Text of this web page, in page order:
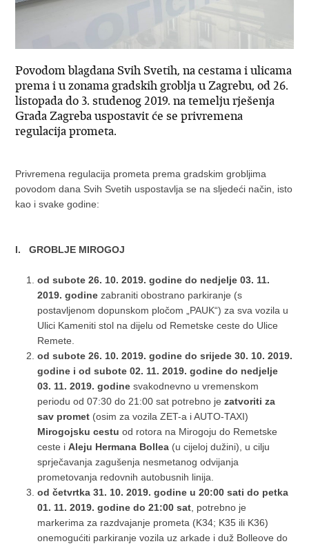
Povodom blagdana Svih Svetih, na cestama i ulicama
prema i u zonama gradskih groblja u Zagrebu, od 26.
listopada do 3. studenog 2019. na temelju rješenja
Grada Zagreba uspostavit će se privremena
regulacija prometa.
Privremena regulacija prometa prema gradskim grobljima
povodom dana Svih Svetih uspostavlja se na sljedeći način, isto
kao i svake godine:
I. GROBLJE MIROGOJ
od subote 26. 10. 2019. godine do nedjelje 03. 11.
2019. godinezabraniti obostrano parkiranje (s
postavljenom dopunskom pločom „PAUK“) za sva vozila u
Ulici Kameniti stol na dijelu od Remetske ceste do Ulice
Remete.
od subote 26. 10. 2019. godine do srijede 30. 10. 2019.
godine i od subote 02. 11. 2019. godine do nedjelje
03. 11. 2019. godinesvakodnevno u vremenskom
periodu od 07:30 do 21:00 sat potrebno jezatvoriti za
sav promet (osim za vozila ZET-a i AUTO-TAXI)
Mirogojsku cestu od rotora na Mirogoju do Remetske
ceste iAleju Hermana Bollea (u cijeloj dužini), u cilju
sprječavanja zagušenja nesmetanog odvijanja
prometovanja redovnih autobusnih linija.
od četvrtka 31. 10. 2019. godine u 20:00 sati do petka
01. 11. 2019. godine do 21:00 sat , potrebno je
markerima za razdvajanje prometa (K34; K35 ili K36)
onemogućiti parkiranje vozila uz arkade i duž Bolleove do